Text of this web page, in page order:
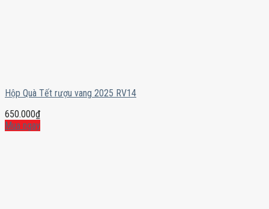
Hộp Quà Tết rượu vang 2025 RV14
650.000₫
Mua ngay